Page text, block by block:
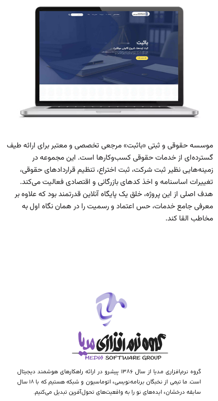
موسسه حقوقی و ثبتی «باثبت» مرجعی تخصصی و معتبر برای ارائه طیف
گسترده‌ای از خدمات حقوقی کسب‌وکارها است. این مجموعه در
زمینه‌هایی نظیر ثبت شرکت، ثبت اختراع، تنظیم قراردادهای حقوقی،
تغییرات اساسنامه و اخذ کدهای بازرگانی و اقتصادی فعالیت می‌کند.
هدف اصلی از این پروژه، خلق یک پایگاه آنلاین قدرتمند بود که علاوه بر
معرفی جامع خدمات، حس اعتماد و رسمیت را در همان نگاه اول به
مخاطب القا کند.
گروه نرم‌افزاری مدیا از سال ۱۳۸۶ پیشرو در ارائه راهکارهای هوشمند دیجیتال
است. ما تیمی از نخبگان برنامه‌نویسی، اتوماسیون و شبکه هستیم که با ۱۸ سال
سابقه درخشان، ایده‌های نو را به واقعیت‌های تحول‌آفرین تبدیل می‌کنیم.